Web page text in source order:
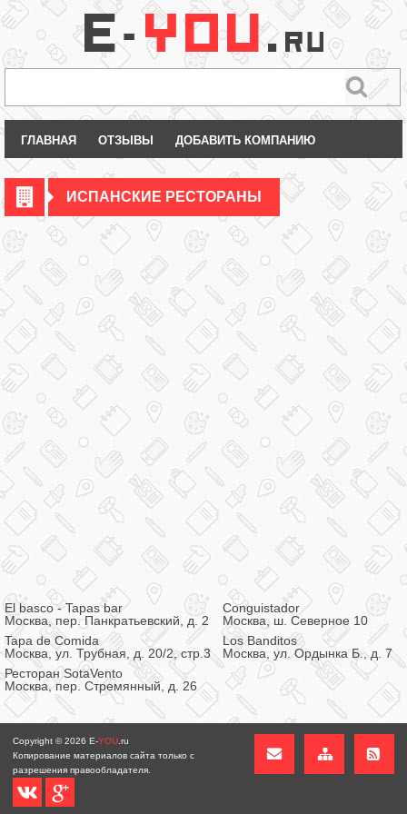
ГЛАВНАЯ ОТЗЫВЫ ДОБАВИТЬ КОМПАНИЮ
ИСПАНСКИЕ РЕСТОРАНЫ
El basco - Tapas bar
Москва, пер. Панкратьевский, д. 2
Conguistador
Москва, ш. Северное 10
Tapa de Сomida
Москва, ул. Трубная, д. 20/2, стр.3
Los Banditos
Москва, ул. Ордынка Б., д. 7
Ресторан SotaVento
Москва, пер. Стремянный, д. 26
Copyright © 2026 E-YOU .ru
Копирование материалов сайта только с
разрешения правообладателя.